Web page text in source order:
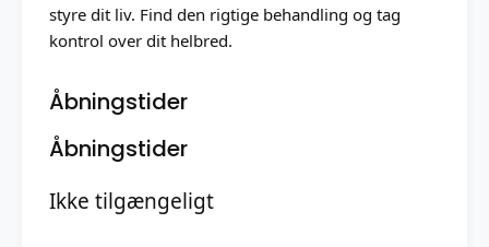
styre dit liv. Find den rigtige behandling og tag
kontrol over dit helbred.
Åbningstider
Åbningstider
Ikke tilgængeligt